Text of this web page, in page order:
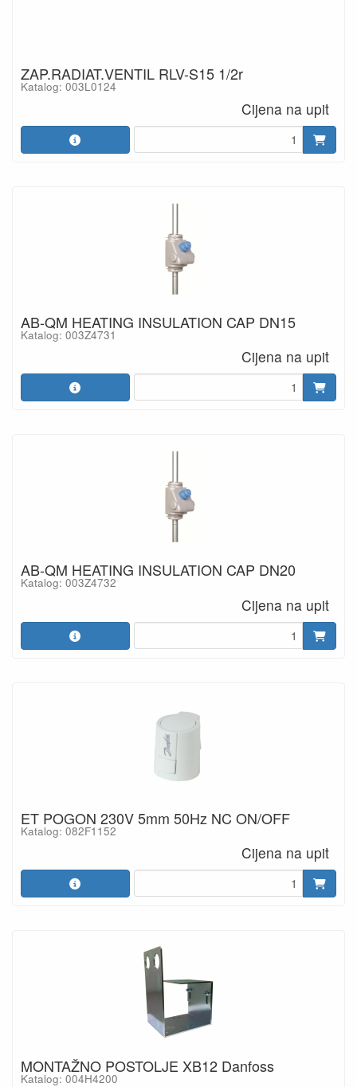
ZAP.RADIAT.VENTIL RLV-S15 1/2r
Katalog: 003L0124
Cijena na upit
AB-QM HEATING INSULATION CAP DN15
Katalog: 003Z4731
Cijena na upit
AB-QM HEATING INSULATION CAP DN20
Katalog: 003Z4732
Cijena na upit
ET POGON 230V 5mm 50Hz NC ON/OFF
Katalog: 082F1152
Cijena na upit
MONTAŽNO POSTOLJE XB12 Danfoss
Katalog: 004H4200